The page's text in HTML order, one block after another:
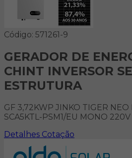
Código: 571261-9
GERADOR DE
CHINT INVERSOR
ESTRUTURA
GF 3,72KWP JINKO TIGER NEO
SCA5KTL-PSM1/EU MONO 220V
Detalhes Cotação